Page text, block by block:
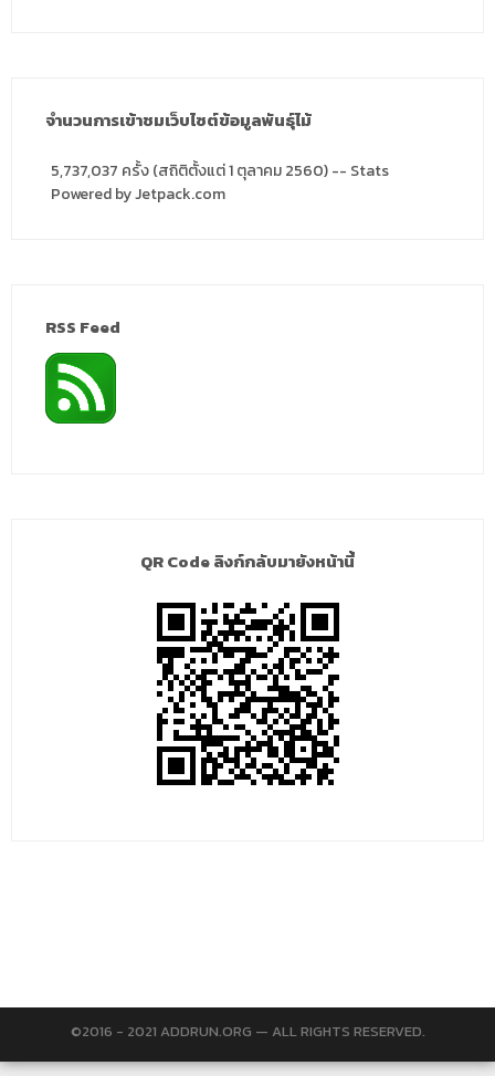
จำนวนการเข้าชมเว็บไซต์ข้อมูลพันธุ์ไม้
5,737,037 ครั้ง (สถิติตั้งแต่ 1 ตุลาคม 2560) -- Stats
Powered by Jetpack.com
RSS Feed
QR Code ลิงก์กลับมายังหน้านี้
©2016 - 2021 ADDRUN.ORG — ALL RIGHTS RESERVED.